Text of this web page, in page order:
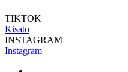
TIKTOK
Kisato
INSTAGRAM
Instagram